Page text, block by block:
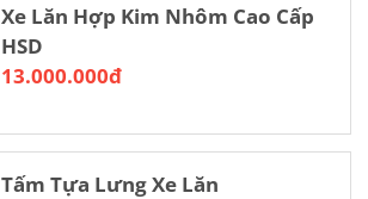
Xe Lăn Hợp Kim Nhôm Cao Cấp
HSD
13.000.000đ
Tấm Tựa Lưng Xe Lăn